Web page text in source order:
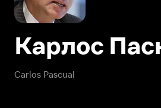
Carlos Pascual
Карлос